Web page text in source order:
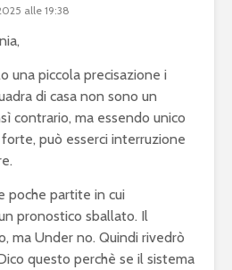
alle 19:38
una piccola precisazione i
di casa non sono un
contrario, ma essendo unico
può esserci interruzione
poche partite in cui
pronostico sballato. Il
ma Under no. Quindi rivedrò
questo perchè se il sistema